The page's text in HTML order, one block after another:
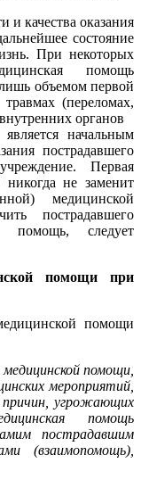
и качества оказания
состояние
При некоторых
помощь
объемом первой
(переломах,
органов
начальным
пострадавшего
Первая
не заменит
медицинской
пострадавшего
помощь, следует
помощи при
помощи
помощи,
мероприятий,
причин, угрожающих
помощь
пострадавшим
(взаимопомощь),